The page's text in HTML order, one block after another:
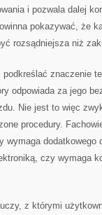
i pozwala dalej
pokazywać, że
rozsądniejsza niż
znaczenie
odpowiada za jego
Nie jest to więc
procedury.
dodatkowego
czy wymaga
z którymi